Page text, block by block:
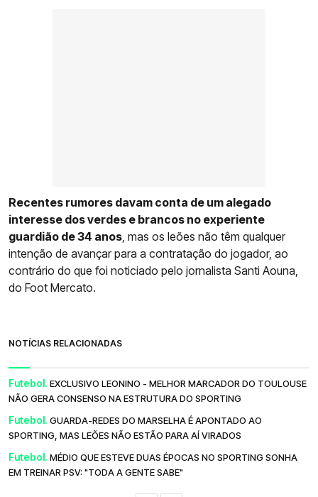
Recentes rumores davam conta de um alegado
interesse dos verdes e brancos no experiente
guardião de 34 anos , mas os leões não têm qualquer
intenção de avançar para a contratação do jogador, ao
contrário do que foi noticiado pelo jornalista Santi Aouna,
do Foot Mercato.
NOTÍCIAS RELACIONADAS
Futebol. EXCLUSIVO LEONINO - MELHOR MARCADOR DO TOULOUSE
NÃO GERA CONSENSO NA ESTRUTURA DO SPORTING
Futebol. GUARDA-REDES DO MARSELHA É APONTADO AO
SPORTING, MAS LEÕES NÃO ESTÃO PARA AÍ VIRADOS
Futebol. MÉDIO QUE ESTEVE DUAS ÉPOCAS NO SPORTING SONHA
EM TREINAR PSV: "TODA A GENTE SABE"